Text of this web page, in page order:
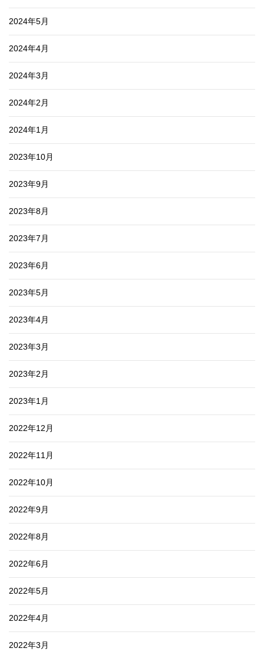
2024年5月
2024年4月
2024年3月
2024年2月
2024年1月
2023年10月
2023年9月
2023年8月
2023年7月
2023年6月
2023年5月
2023年4月
2023年3月
2023年2月
2023年1月
2022年12月
2022年11月
2022年10月
2022年9月
2022年8月
2022年6月
2022年5月
2022年4月
2022年3月